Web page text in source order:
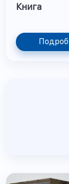
Книга